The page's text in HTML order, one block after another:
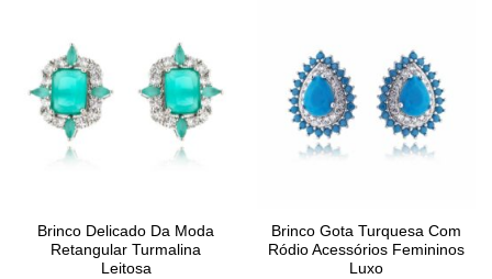
Brinco Delicado Da Moda
Retangular Turmalina
Leitosa
Brinco Gota Turquesa Com
Ródio Acessórios Femininos
Luxo